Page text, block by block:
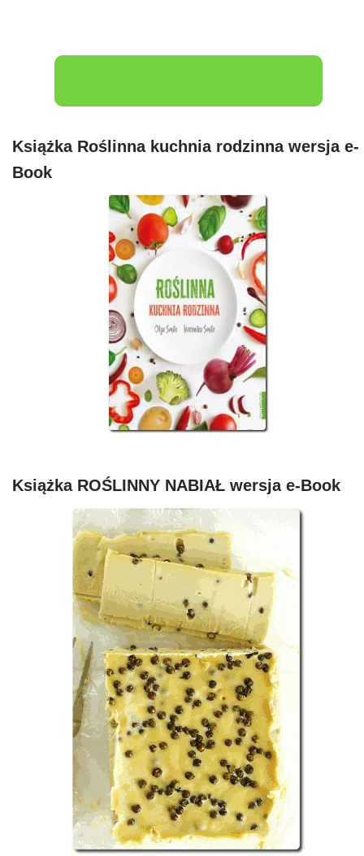
Książka Roślinna kuchnia rodzinna wersja e-
Book
Książka ROŚLINNY NABIAŁ wersja e-Book